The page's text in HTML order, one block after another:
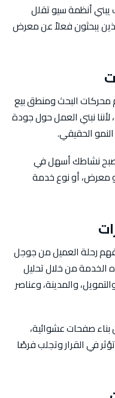
يبني أنظمة سيو تقلل
الذين يبحثون فعلاً عن معرض
محركات البحث ومنطق بيع
لأننا نبني العمل حول جودة
الحقيقي.
نشاطك أسهل في
معرض، أو نوع خدمة
رحلة العميل من جوجل
الخدمة من خلال تحليل
والمدينة، وعناصر
بناء صفحات عشوائية،
في القرار وتجلب فرصًا